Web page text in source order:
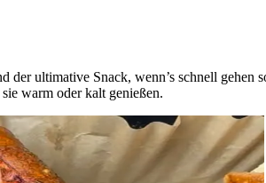
der ultimative Snack, wenn’s schnell
warm oder kalt genießen.